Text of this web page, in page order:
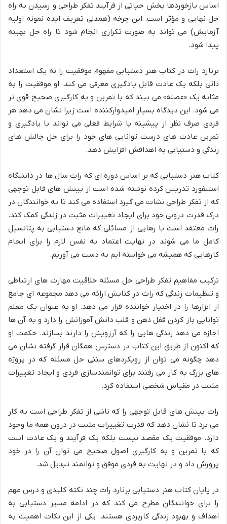
اساس بازخوردها بخش حیاتی از فرآیند تفکر طراحی و رسیدن به راه
حل نهایی و مؤثر است. این چرخه (همدلی تعریف ایده نمونه اولیه
آزمایش) می تواند به صورت تکراری انجام شود تا راه حل بهینه
پیدا شود.
برنارد راث در کتاب هنر دستیابی مفهوم موفقیت را نه یک استعداد
ذاتی بلکه یک عادت قابل یادگیری معرفی می کند. او موفقیت را به
مثابه یک «عضله» می بیند که با تمرین و به کارگیری صحیح قوی تر
می شود. این دیدگاه بسیار امیدوارکننده است زیرا نشان می دهد هر
فردی صرف نظر از پیشینه یا شرایط فعلی می تواند با یادگیری و
تمرین عادت های درست توانایی های خود را برای حل چالش های
زندگی و دستیابی به اهدافش افزایش دهد.
کتاب هنر دستیابی که بر اساس دوره ای که راث سال ها در دانشگاه
استنفورد تدریس کرده نوشته شده است از بینش های قابل توجهی
که از تفکر طراحی نشات می گیرد استفاده می کند تا به خوانندگان در
درک قدرت درونی خود برای ایجاد تغییرات مثبت در زندگی کمک کند.
راث معتقد است با رهایی از مسائلی که مانع دستیابی به پتانسیل
کامل ما می شوند در نهایت اعتماد به نفس لازم را برای انجام
کارهایی که همیشه می خواسته ایم به دست می آوریم.
ترکیب مفاهیم تفکر طراحی حل مسئله خلاقیت مهارت های ارتباطی
و تنظیمات زندگی که راث در کتابش ارائه می دهد مجموعه ای جامع
از ابزارها را در اختیار خواننده قرار می دهد. او به عنوان یک معلم
توانایی باز کردن قفل ذهن و قلب دانش آموزانش را دارد و به آن ها
اجازه می دهد زندگی هایی را که آرزویش را دارند بسازند. حکمت او
که اکنون از طریق این کتاب در دسترس همگان قرار گرفته نشان می
دهد چگونه می توان از رویکردهای سنتی حل مسئله که در پروژه
های بزرگ به کار می رفتند برای توانمندسازی فردی و ایجاد تغییرات
مثبت در مقیاس شخصی استفاده کرد.
راث بینش های قابل توجهی را که ناشی از تفکر طراحی است به کار
می برد تا نشان دهد که قدرت تغییرات مثبت در درون همه ما وجود
دارد. موفقیت یک مقصد نیست بلکه یک فرآیند و یک عادت است
که با تمرین و به کارگیری اصول صحیح می توان آن را در خود
پرورش داد و در نهایت به فردی موفق و توانمند تبدیل شد.
در پایان کتاب هنر دستیابی برنارد راث چند نکته کلیدی و درس مهم
را برای خوانندگان مطرح می کند که در ادامه مسیر دستیابی به
اهداف و بهبود زندگی کاربردی هستند. یکی از این نکات اهمیت به